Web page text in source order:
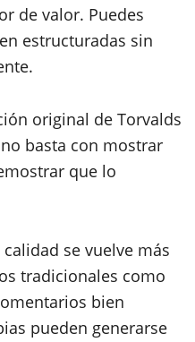
de valor. Puedes
estructuradas sin
original de Torvalds
basta con mostrar
que lo
se vuelve más
tradicionales como
bien
pueden generarse